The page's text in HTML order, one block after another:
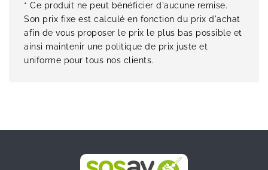
* Ce produit ne peut bénéficier d'aucune remise.
Son prix fixe est calculé en fonction du prix d'achat
afin de vous proposer le prix le plus bas possible et
ainsi maintenir une politique de prix juste et
uniforme pour tous nos clients.